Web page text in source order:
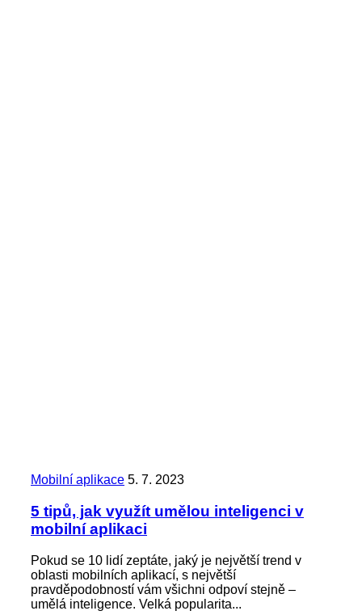
Mobilní aplikace 5. 7. 2023
5 tipů, jak využít umělou inteligenci v
mobilní aplikaci
Pokud se 10 lidí zeptáte, jaký je největší trend v
oblasti mobilních aplikací, s největší
pravděpodobností vám všichni odpoví stejně –
umělá inteligence. Velká popularita...